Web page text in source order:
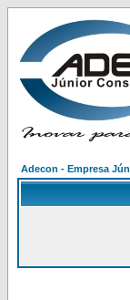
Adecon - Empresa